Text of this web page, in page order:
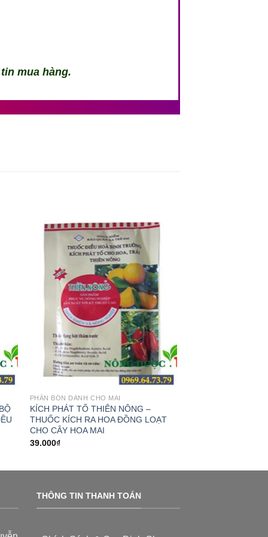
mua hàng.
wishlist
PHÂN BÓN DÀNH CHO MAI
KÍCH PHÁT TỐ THIÊN NÔNG –
THUỐC KÍCH RA HOA ĐỒNG LOẠT
CHO CÂY HOA MAI
39.000₫
THÔNG TIN THANH TOÁN